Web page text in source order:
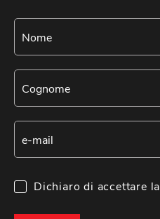
Dichiaro di accettare la